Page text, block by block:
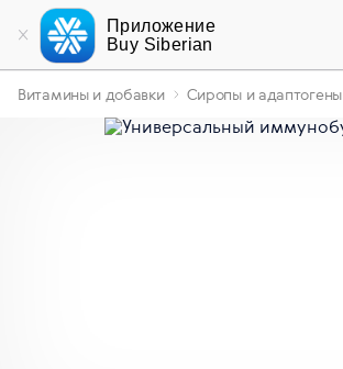
Приложение
Buy Siberian
Витамины и добавки Сиропы и адаптогены